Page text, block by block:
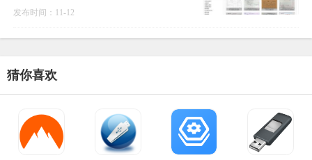
计打印模板，图片，条码，可打印任意单
发布时间：11-12
猜你喜欢